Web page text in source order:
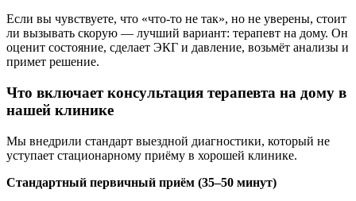
Если вы чувствуете, что «что‑то не так», но не уверены, стоит
ли вызывать скорую — лучший вариант: терапевт на дому. Он
оценит состояние, сделает ЭКГ и давление, возьмёт анализы и
примет решение.
Что включает консультация терапевта на дому в
нашей клинике
Мы внедрили стандарт выездной диагностики, который не
уступает стационарному приёму в хорошей клинике.
Стандартный первичный приём (35–50 минут)